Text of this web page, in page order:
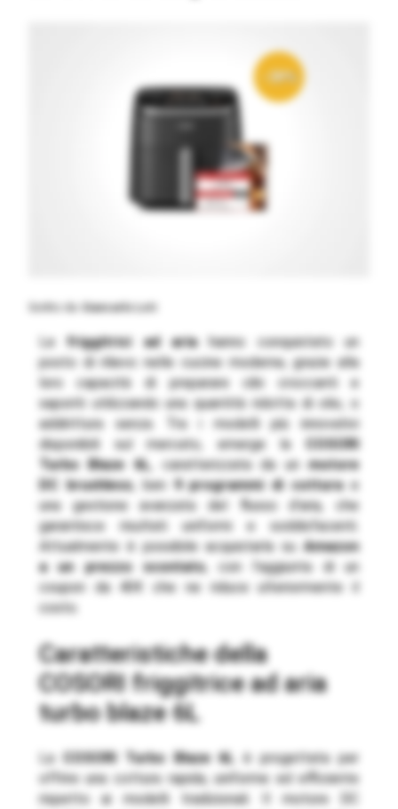
Giancarlo Loti
Le friggitrici ad ariahanno conquistato un
posto di rilievo nelle cucine moderne, grazie alla
loro capacità di preparare cibi croccanti e
saporiti utilizzando una quantità ridotta di olio, o
addirittura senza. Tra i modelli più innovativi
disponibili sul mercato, emerge la
COSORI
Turbo Blaze 6L, caratterizzata da unmotore
DC brushless, ben 9 programmi di cotturae
una gestione avanzata del flusso d’aria, che
garantisce risultati uniformi e soddisfacenti.
Attualmente è possibile acquistarla suAmazon
a un prezzo scontato, con l’aggiunta di un
coupon da 40€ che ne riduce ulteriormente il
costo.
caratteristiche della
COSORI friggitrice ad aria
turbo blaze 6L
La COSORI Turbo Blaze 6L è progettata per
offrire una cottura rapida, uniforme ed efficiente
rispetto ai modelli tradizionali. Il motore DC